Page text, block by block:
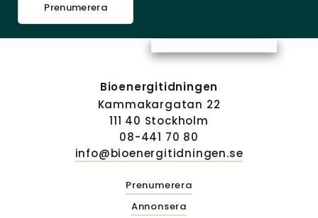
Prenumerera
Bioenergitidningen
Kammakargatan 22
111 40 Stockholm
08-441 70 80
info@bioenergitidningen.se
Prenumerera
Annonsera